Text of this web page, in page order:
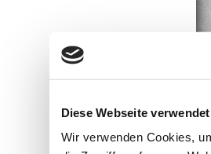
Diese Webseite
Wir verwenden Cookies,